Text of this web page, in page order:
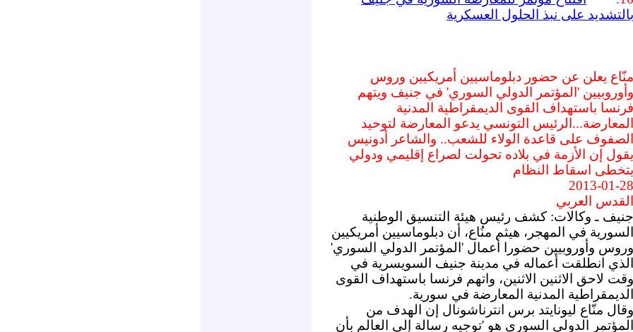
بالتشديد على نبذ الحلول العسكرية
منّاع يعلن عن حضور دبلوماسيين أمريكيين وروس
وأوروبيين 'المؤتمر الدولي السوري' في جنيف ويتهم
فرنسا باستهداف القوى الديمقراطية المدنية
المعارضة...الرئيس التونسي يدعو المعارضة لتوحيد
الصفوف على قاعدة الولاء للشعب.. والشاعر أدونيس
يقول إن الأزمة في بلاده تحولت لصراع إقليمي ودولي
يتخطى اسقاط النظام
2013-01-28
القدس العربي
جنيف ـ وكالات: كشف رئيس هيئة التنسيق الوطنية
السورية في المهجر، هيثم منُاع، أن دبلوماسيين أمريكيين
وروس وأوروبيين حضورا أعمال 'المؤتمر الدولي السوري'
الذي انطلقت أعماله في مدينة جنيف السويسرية في
وقت لاحق الاثنين الاثنين، واتهم فرنسا باستهداف القوى
الديمقراطية المدنية المعارضة في سورية.
وقال منّاع ليونايتد برس انترناشونال إن الهدف من
المؤتمر الدولي السوري هو 'توجيه رسالة إلى العالم بأن